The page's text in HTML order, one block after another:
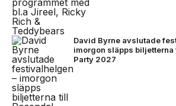
David Byrne avslutade
imorgon släpps biljetterna
Party 2027